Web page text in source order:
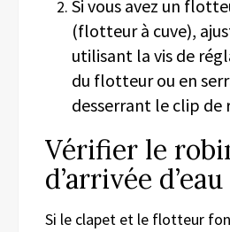
Si vous avez un
(flotteur à cuve),
utilisant la vis de
du flotteur ou en
desserrant le clip de
Vérifier le
d’arrivée d’eau
Si le clapet et le flotteur